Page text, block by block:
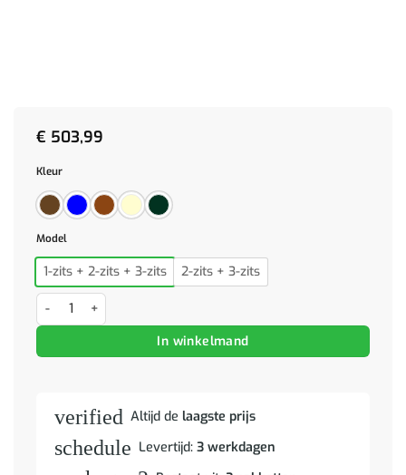
€ 503,99
Kleur
Model
1-zits + 2-zits + 3-zits 2-zits + 3-zits
2-delige Loungeset stof taupe aantal
In winkelmand
verified Altijd de laagste prijs
schedule Levertijd: 3 werkdagen